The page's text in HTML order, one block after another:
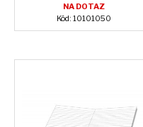
NA DOTAZ
Kód: 10101050